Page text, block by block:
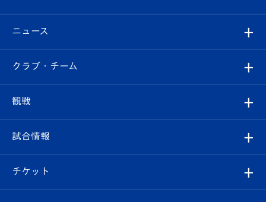
ニュース
すべて
クラブ
試合情報
クラブ・チーム
クラブ概要
エンブレム紹介
観戦
観戦ルール
はじめての観戦ガイド
試合情報
試合日程/結果
チケット